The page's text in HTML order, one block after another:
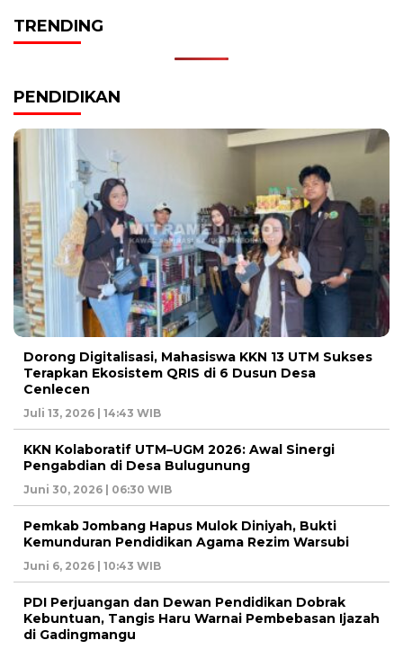
TRENDING
PENDIDIKAN
Dorong Digitalisasi, Mahasiswa KKN 13 UTM Sukses
Terapkan Ekosistem QRIS di 6 Dusun Desa
Cenlecen
Juli 13, 2026 | 14:43 WIB
KKN Kolaboratif UTM–UGM 2026: Awal Sinergi
Pengabdian di Desa Bulugunung
Juni 30, 2026 | 06:30 WIB
Pemkab Jombang Hapus Mulok Diniyah, Bukti
Kemunduran Pendidikan Agama Rezim Warsubi
Juni 6, 2026 | 10:43 WIB
PDI Perjuangan dan Dewan Pendidikan Dobrak
Kebuntuan, Tangis Haru Warnai Pembebasan Ijazah
di Gadingmangu